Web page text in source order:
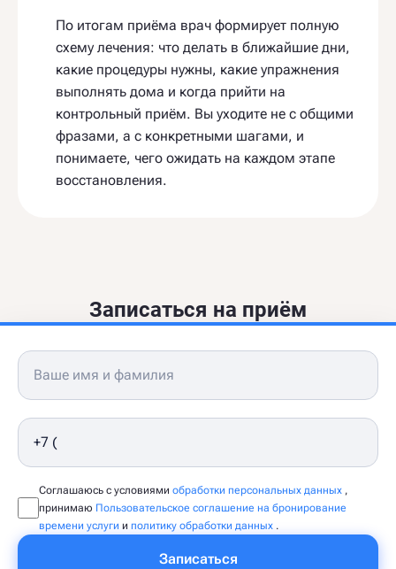
По итогам приёма врач формирует полную
схему лечения: что делать в ближайшие дни,
какие процедуры нужны, какие упражнения
выполнять дома и когда прийти на
контрольный приём. Вы уходите не с общими
фразами, а с конкретными шагами, и
понимаете, чего ожидать на каждом этапе
восстановления.
Записаться на приём
Соглашаюсь с условиями обработки персональных данных ,
принимаю Пользовательское соглашение на бронирование
времени услуги и политику обработки данных .
Записаться